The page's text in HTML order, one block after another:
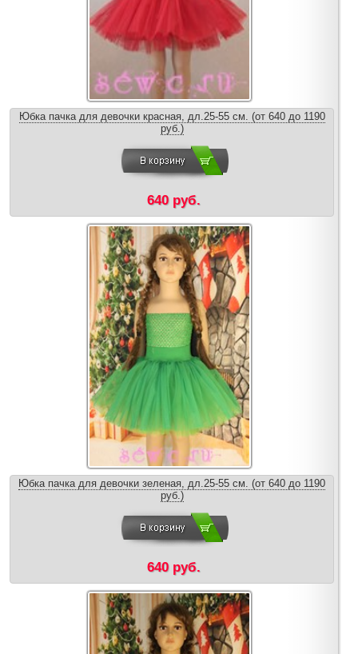
Юбка пачка для девочки красная, дл.25-55 см. (от 640 до 1190
руб.)
640 руб.
Юбка пачка для девочки зеленая, дл.25-55 см. (от 640 до 1190
руб.)
640 руб.